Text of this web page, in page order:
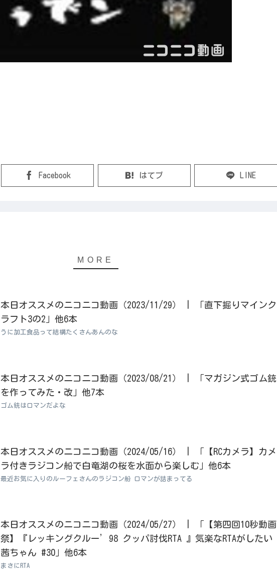
Facebook はてブ LINE
本日オススメのニコニコ動画（2023/11/29） | 「直下掘りマインク
ラフト3の2」他6本
うに加工食品って結構たくさんあんのな
本日オススメのニコニコ動画（2023/08/21） | 「マガジン式ゴム銃
を作ってみた・改」他7本
ゴム銃はロマンだよな
本日オススメのニコニコ動画（2024/05/16） | 「【RCカメラ】カメ
ラ付きラジコン船で白竜湖の桜を水面から楽しむ」他6本
最近お気に入りのルーフェさんのラジコン船 ロマンが詰まってる
本日オススメのニコニコ動画（2024/05/27） | 「【第四回10秒動画
祭】『レッキングクルー’98 クッパ討伐RTA 』気楽なRTAがしたい
茜ちゃん #30」他6本
まさにRTA